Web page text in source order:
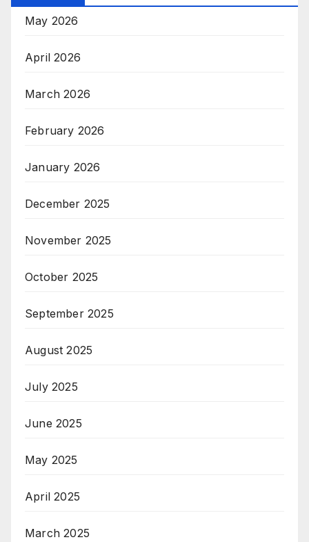
May 2026
April 2026
March 2026
February 2026
January 2026
December 2025
November 2025
October 2025
September 2025
August 2025
July 2025
June 2025
May 2025
April 2025
March 2025